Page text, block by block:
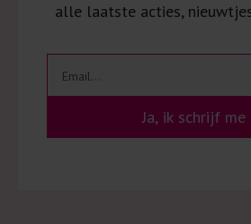
alle laatste acties,
Ja, ik schrijf me